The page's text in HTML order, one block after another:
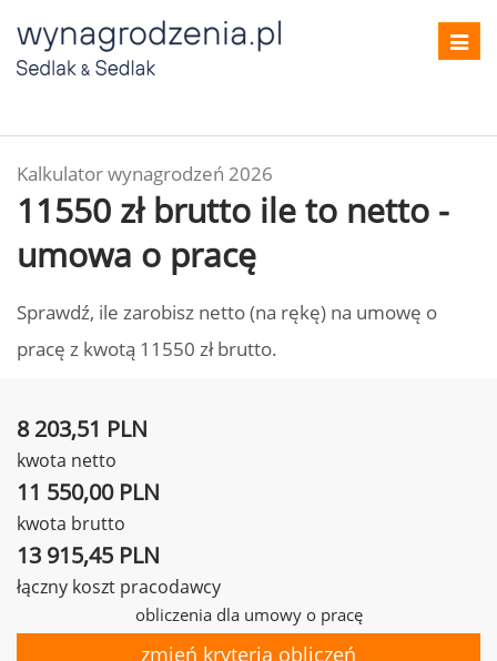
Kalkulator wynagrodzeń 2026
11550 zł brutto ile to netto -
umowa o pracę
Sprawdź, ile zarobisz netto (na rękę) na umowę o
pracę z kwotą 11550 zł brutto.
8 203,51 PLN
kwota netto
11 550,00 PLN
kwota brutto
13 915,45 PLN
łączny koszt pracodawcy
obliczenia dla umowy o pracę
zmień kryteria obliczeń